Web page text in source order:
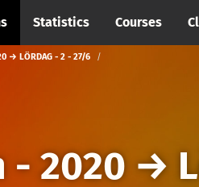
Statistics Courses
→ LÖRDAG - 2 - 27/6
- 2020 →